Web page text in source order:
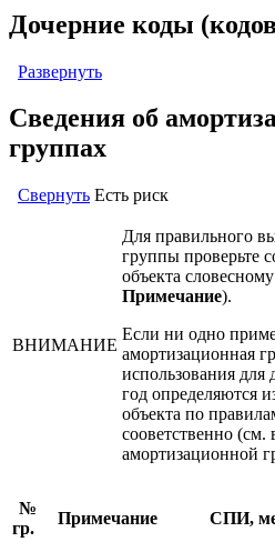
Дочерние коды
Развернуть
Сведения об
группах
Свернуть Есть риск
ВНИМАНИЕ
Для правильного
группы проверьте
объекта
Примечание).
Если ни одно
амортизационная
использования
год определяются
объекта по
сооветственно (см.
амортизационной
№
гр.
Примечание СПИ,